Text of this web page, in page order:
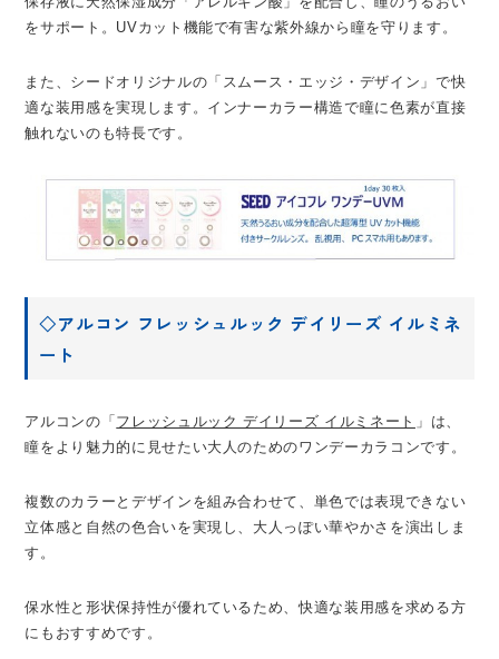
をサポート。UVカット機能で有害な紫外線から瞳を守ります。
また、シードオリジナルの「スムース・エッジ・デザイン」で快
適な装用感を実現します。インナーカラー構造で瞳に色素が直接
触れないのも特長です。
◇アルコン フレッシュルック デイリーズ イルミネ
ート
アルコンの「 フレッシュルック デイリーズ イルミネート 」は、
瞳をより魅力的に見せたい大人のためのワンデーカラコンです。
複数のカラーとデザインを組み合わせて、単色では表現できない
立体感と自然の色合いを実現し、大人っぽい華やかさを演出しま
す。
保水性と形状保持性が優れているため、快適な装用感を求める方
にもおすすめです。